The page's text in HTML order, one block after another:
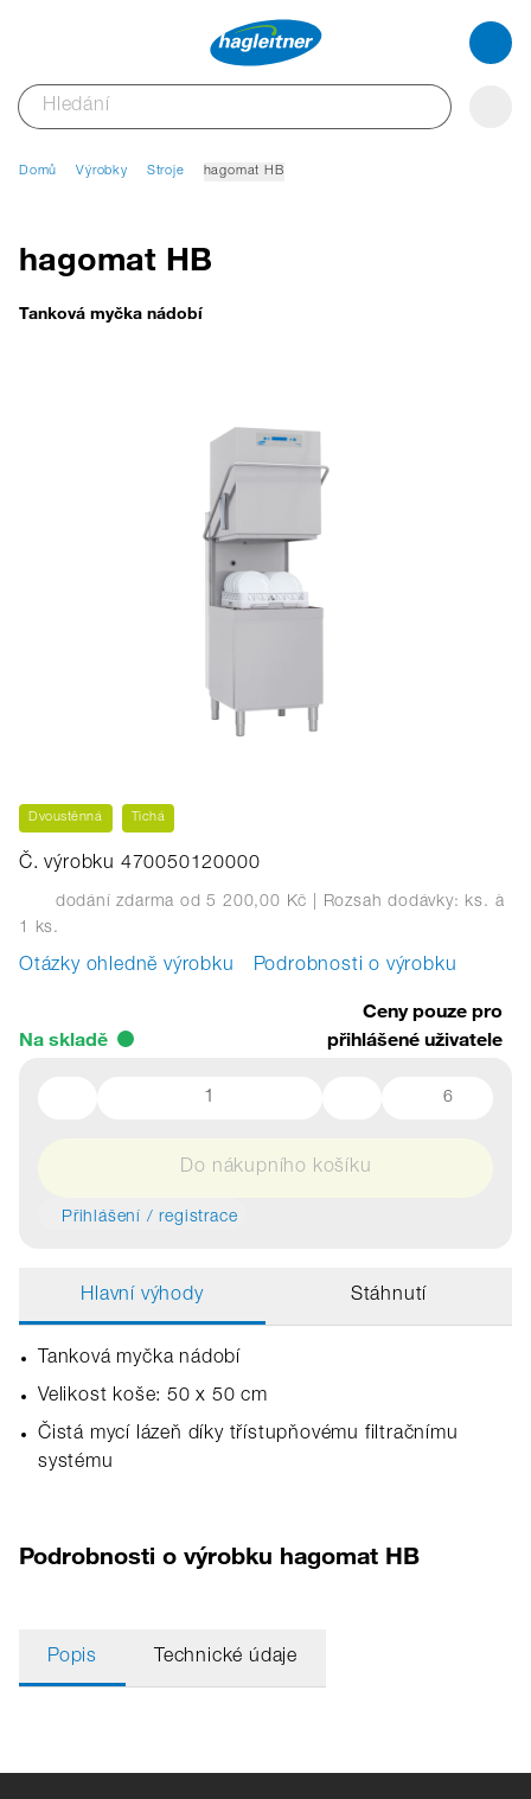
Domů Výrobky Stroje hagomat HB
hagomat HB
Tanková myčka nádobí
Dvoustěnná Tichá
Č. výrobku 470050120000
dodání zdarma od 5 200,00 Kč | Rozsah dodávky: ks. à
1 ks.
Otázky ohledně výrobku Podrobnosti o výrobku
Na skladě
Ceny pouze pro
přihlášené uživatele
6
Do nákupního košíku
Přihlášení / registrace
Hlavní výhody Stáhnutí
Tanková myčka nádobí
Velikost koše: 50 x 50 cm
Čistá mycí lázeň díky třístupňovému filtračnímu
systému
Podrobnosti o výrobku hagomat HB
Popis Technické údaje